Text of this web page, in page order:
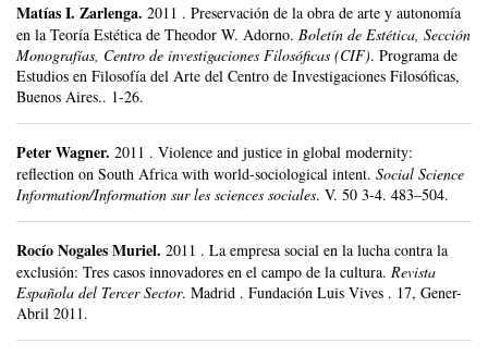
Matías I. Zarlenga. 2011 . Preservación de la obra de arte y autonomía
en la Teoría Estética de Theodor W. Adorno. Boletín de Estética, Sección
Monografías, Centro de investigaciones Filosóficas (CIF). Programa de
Estudios en Filosofía del Arte del Centro de Investigaciones Filosóficas,
Buenos Aires.. 1-26.
Peter Wagner. 2011 . Violence and justice in global modernity:
reflection on South Africa with world-sociological intent. Social Science
Information/Information sur les sciences sociales. V. 50 3-4. 483–504.
Rocío Nogales Muriel. 2011 . La empresa social en la lucha contra la
exclusión: Tres casos innovadores en el campo de la cultura. Revista
Española del Tercer Sector. Madrid . Fundación Luis Vives . 17, Gener-
Abril 2011.